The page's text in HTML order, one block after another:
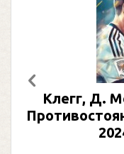
Клегг, Д.
2024.
Предыдущий